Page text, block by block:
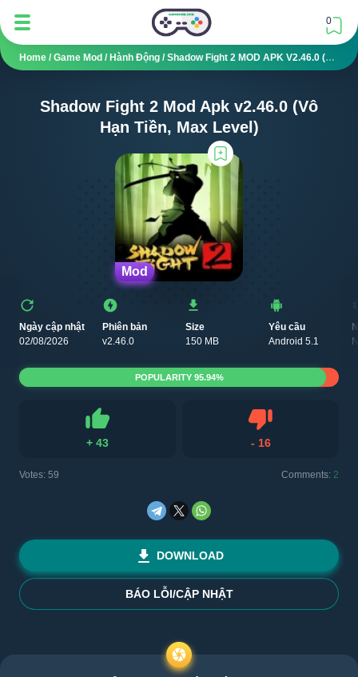
0
Home / Game Mod / Hành Động /Shadow Fight 2 MOD APK V2.46.0 (Vô Hạn Tiền, Max Level)
Shadow Fight 2 Mod Apk v2.46.0 (Vô
Hạn Tiền, Max Level)
Mod
Ngày cập nhật
02/08/2026
Phiên bản
v2.46.0
Size
150 MB
Yêu cầu
Android 5.1
+ 43
Like
- 16
Votes: 59 Comments: 2
POPULARITY 95.94%
DOWNLOAD
BÁO LỖI/CẬP NHẬT